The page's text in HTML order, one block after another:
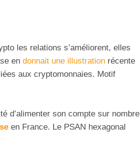
les relations s’améliorent, elles
en donnait une illustration récente
aux cryptomonnaies. Motif
d’alimenter son compte sur nombre
en France. Le PSAN hexagonal